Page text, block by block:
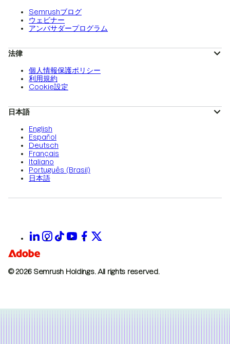
Semrushブログ
ウェビナー
アンバサダープログラム
法律
個人情報保護ポリシー
利用規約
Cookie設定
日本語
English
Español
Deutsch
Français
Italiano
Português (Brasil)
日本語
© 2026 Semrush Holdings. All rights reserved.